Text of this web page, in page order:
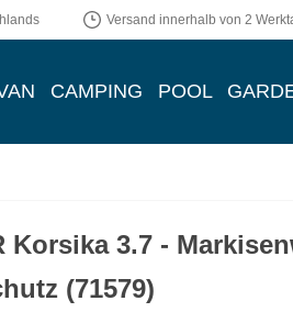
Versand innerhalb von 2
CAMPING POOL
Korsika 3.7 -
(71579)